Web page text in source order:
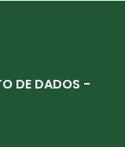
DE DADOS -